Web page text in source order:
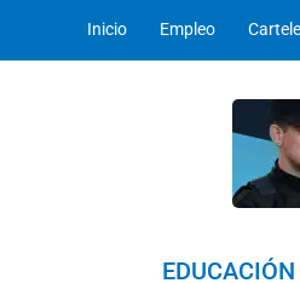
Inicio Empleo
EDUCACIÓN